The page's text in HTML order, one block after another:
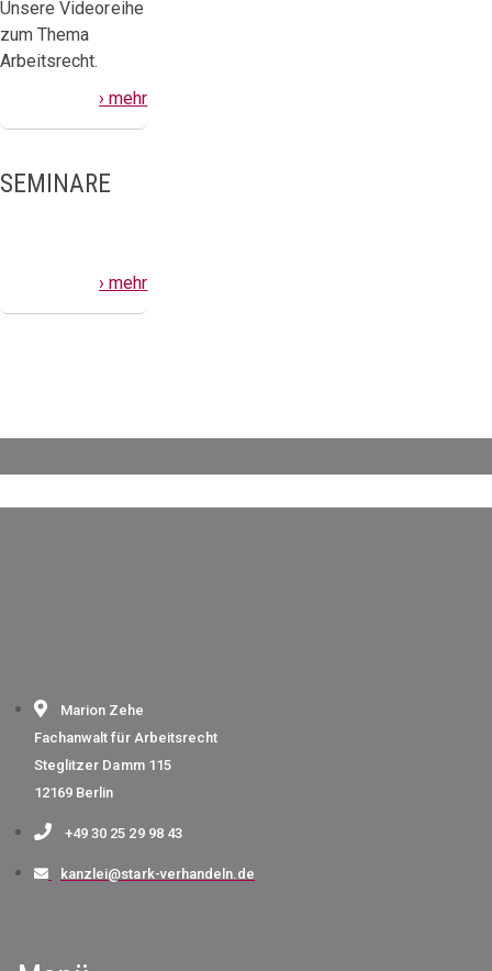
Unsere Videoreihe
zum Thema
Arbeitsrecht.
› mehr
SEMINARE
› mehr
Marion Zehe
Fachanwalt für Arbeitsrecht
Steglitzer Damm 115
12169 Berlin
+49 30 25 29 98 43
kanzlei@stark-verhandeln.de